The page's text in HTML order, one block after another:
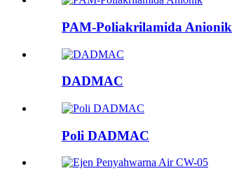
PAM-Poliakrilamida Anionik
DADMAC
Poli DADMAC